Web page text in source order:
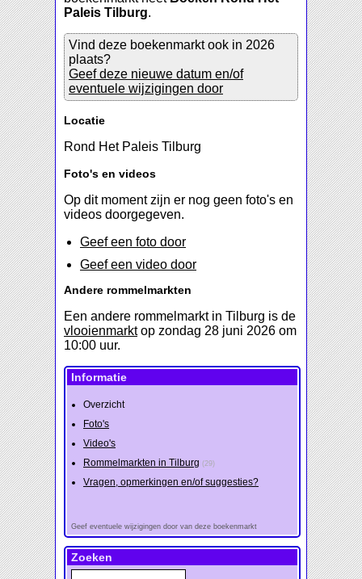
Paleis Tilburg.
Vind deze boekenmarkt ook in 2026
plaats?
Geef deze nieuwe datum en/of
eventuele wijzigingen door
Locatie
Rond Het Paleis Tilburg
Foto's en videos
Op dit moment zijn er nog geen foto's en
videos doorgegeven.
Geef een foto door
Geef een video door
Andere rommelmarkten
Een andere rommelmarkt in Tilburg is de
vlooienmarktop zondag 28 juni 2026 om
10:00 uur.
Informatie
Overzicht
Foto's
Video's
Rommelmarkten in Tilburg (29)
Vragen, opmerkingen en/of suggesties?
Geef eventuele wijzigingen door van deze boekenmarkt
Zoeken